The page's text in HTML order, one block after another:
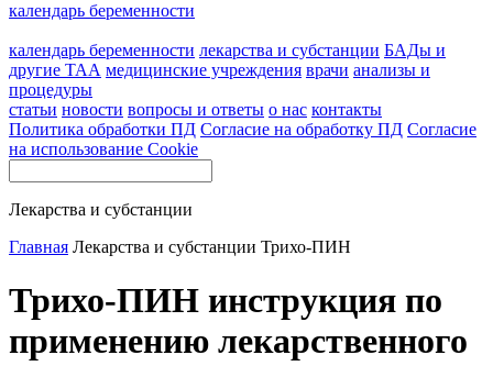
календарь беременности
календарь беременности лекарства и субстанции БАДы и
другие ТАА медицинские учреждения врачи анализы и
процедуры
статьи новости вопросы и ответы о нас контакты
Политика обработки ПД Согласие на обработку ПД Согласие
на использование Cookie
Лекарства и субстанции
Главная Лекарства и субстанции Трихо-ПИН
Трихо-ПИН инструкция по
применению лекарственного